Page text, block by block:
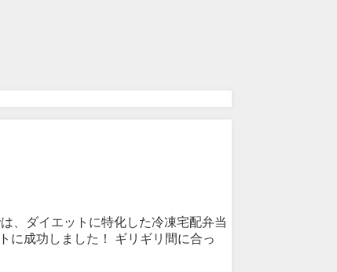
、ダイエットに特化した冷凍宅配弁当
に成功しました！ ギリギリ間に合っ